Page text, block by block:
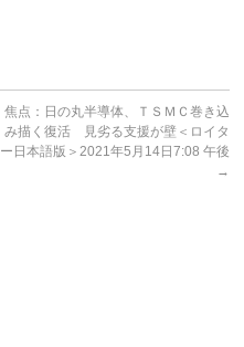
焦点：日の丸半導体、ＴＳＭＣ巻き込
み描く復活 見劣る支援が壁＜ロイタ
ー日本語版＞2021年5月14日7:08 午後
→